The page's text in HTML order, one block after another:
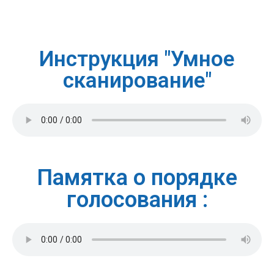
Инструкция "Умное
сканирование"
Памятка о порядке
голосования :